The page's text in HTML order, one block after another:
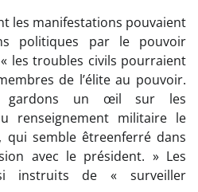
les manifestations pouvaient
politiques par le pouvoir
les troubles civils pourraient
de l’élite au pouvoir.
gardons un œil sur les
renseignement militaire le
qui semble êtreenferré dans
avec le président. » Les
instruits de « surveiller